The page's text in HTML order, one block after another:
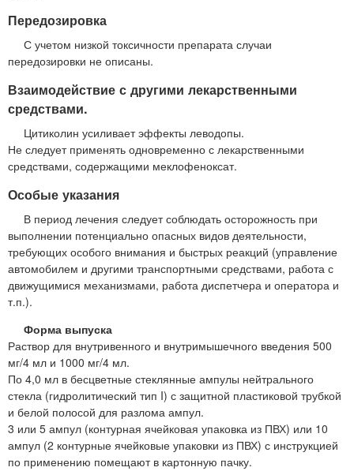
Передозировка
С учетом низкой токсичности препарата случаи
передозировки не описаны.
Взаимодействие с другими лекарственными
средствами.
Цитиколин усиливает эффекты леводопы.
Не следует применять одновременно с лекарственными
средствами, содержащими меклофеноксат.
Особые указания
В период лечения следует соблюдать осторожность при
выполнении потенциально опасных видов деятельности,
требующих особого внимания и быстрых реакций (управление
автомобилем и другими транспортными средствами, работа с
движущимися механизмами, работа диспетчера и оператора и
т.п.).
Форма выпуска
Раствор для внутривенного и внутримышечного введения 500
мг/4 мл и 1000 мг/4 мл.
По 4,0 мл в бесцветные стеклянные ампулы нейтрального
стекла (гидролитический тип I) с защитной пластиковой трубкой
и белой полосой для разлома ампул.
3 или 5 ампул (контурная ячейковая упаковка из ПВХ) или 10
ампул (2 контурные ячейковые упаковки из ПВХ) с инструкцией
по применению помещают в картонную пачку.